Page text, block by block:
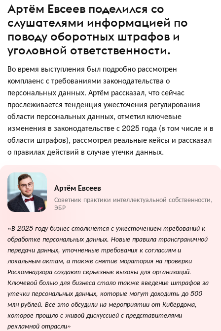
Артём Евсеев поделился со
слушателями информацией по
поводу оборотных штрафов и
уголовной ответственности.
Во время выступления был подробно рассмотрен
комплаенс с требованиями законодательства о
персональных данных. Артём рассказал, что сейчас
прослеживается тенденция ужесточения регулирования
области персональных данных, отметил ключевые
изменения в законодательстве с 2025 года (в том числе и в
области штрафов), рассмотрел реальные кейсы и рассказал
о правилах действий в случае утечки данных.
Артём Евсеев
Советник практики интеллектуальной собственности,
ЭБР
«В 2025 году бизнес столкнется с ужесточением требований к
обработке персональных данных. Новые правила трансграничной
передачи данных, уточненные требования к согласиям и
локальным актам, а также снятие моратория на проверки
Роскомнадзора создают серьезные вызовы для организаций.
Ключевой болью для бизнеса стало также введение штрафов за
утечки персональных данных, которые могут доходить до 500
млн рублей. Все это обсудили на мероприятии от Кибердома,
которое прошло с живой дискуссией с представителями
рекламной отрасли»